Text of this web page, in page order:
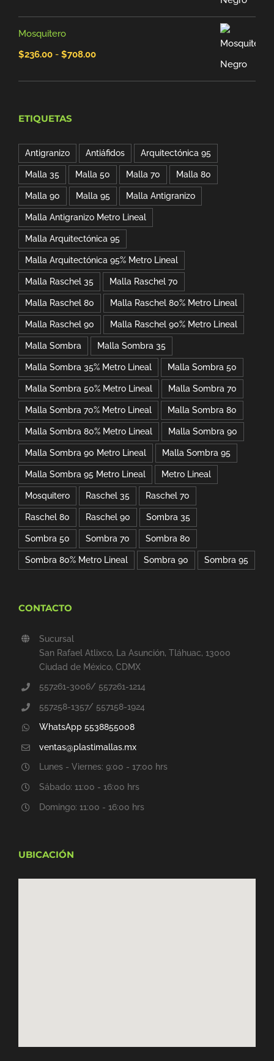
era:
es:
Mosquitero
$236.00 - $708.00Rango
hasta
$708.00
ETIQUETAS
Antigranizo Antiáfidos Arquitectónica 95
Malla 35 Malla 50 Malla 70 Malla 80
Malla 90 Malla 95 Malla Antigranizo
Malla Antigranizo Metro Lineal
Malla Arquitectónica 95
Malla Arquitectónica 95% Metro Lineal
Malla Raschel 35 Malla Raschel 70
Malla Raschel 80 Malla Raschel 80% Metro Lineal
Malla Raschel 90 Malla Raschel 90% Metro Lineal
Malla Sombra Malla Sombra 35
Malla Sombra 35% Metro Lineal Malla Sombra 50
Malla Sombra 50% Metro Lineal Malla Sombra 70
Malla Sombra 70% Metro Lineal Malla Sombra 80
Malla Sombra 80% Metro Lineal Malla Sombra 90
Malla Sombra 90 Metro Lineal Malla Sombra 95
Malla Sombra 95 Metro Lineal Metro Lineal
Mosquitero Raschel 35 Raschel 70
Raschel 80 Raschel 90 Sombra 35
Sombra 50 Sombra 70 Sombra 80
Sombra 80% Metro Lineal Sombra 90 Sombra 95
CONTACTO
Sucursal
San Rafael Atlixco, La Asunción, Tláhuac, 13000
Ciudad de México, CDMX
557261-3006/ 557261-1214
557258-1357/ 557158-1924
WhatsApp 5538855008
ventas@plastimallas.mx
Lunes - Viernes: 9:00 - 17:00 hrs
Sábado: 11:00 - 16:00 hrs
Domingo: 11:00 - 16:00 hrs
UBICACIÓN